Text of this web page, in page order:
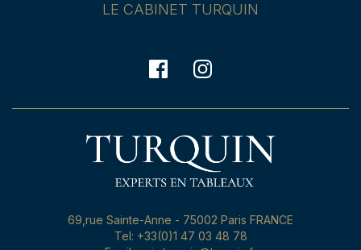
LE CABINET TURQUIN
69,rue Sainte-Anne - 75002 Paris FRANCE
Tel: +33(0)1 47 03 48 78